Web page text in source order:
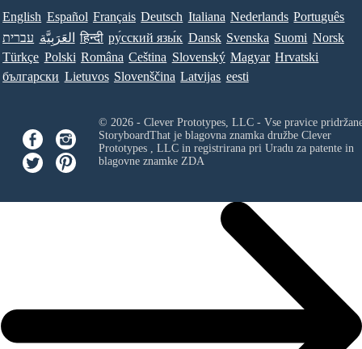
English Español Français Deutsch Italiana Nederlands Português
עברית العَرَبِيَّة हिन्दी ру́сский язы́к Dansk Svenska Suomi Norsk
Türkçe Polski Româna Ceština Slovenský Magyar Hrvatski
български Lietuvos Slovenščina Latvijas eesti
© 2026 - Clever Prototypes, LLC - Vse pravice
StoryboardThat je blagovna znamka družbe Clever
Prototypes , LLCin registrirana pri Uradu za patente in
blagovne znamke ZDA